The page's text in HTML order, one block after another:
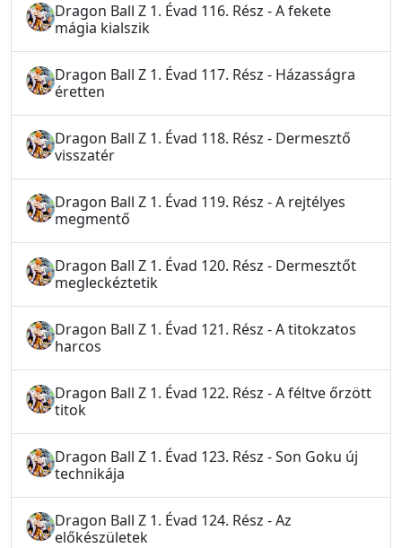
Dragon Ball Z 1. Évad 116. Rész - A fekete
mágia kialszik
Dragon Ball Z 1. Évad 117. Rész - Házasságra
éretten
Dragon Ball Z 1. Évad 118. Rész - Dermesztő
visszatér
Dragon Ball Z 1. Évad 119. Rész - A rejtélyes
megmentő
Dragon Ball Z 1. Évad 120. Rész - Dermesztőt
megleckéztetik
Dragon Ball Z 1. Évad 121. Rész - A titokzatos
harcos
Dragon Ball Z 1. Évad 122. Rész - A féltve őrzött
titok
Dragon Ball Z 1. Évad 123. Rész - Son Goku új
technikája
Dragon Ball Z 1. Évad 124. Rész - Az
előkészületek